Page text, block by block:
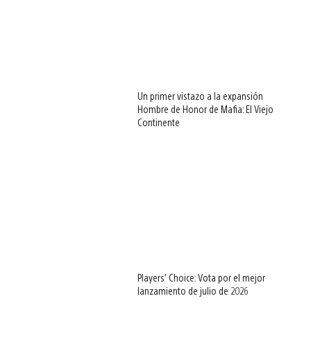
Un primer vistazo a la expansión
Hombre de Honor de Mafia: El Viejo
Continente
Players’ Choice: Vota por el mejor
lanzamiento de julio de 2026